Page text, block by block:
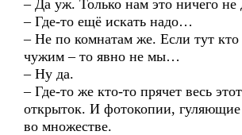
– Да уж. Только нам это ничего не
– Где-то ещё искать надо…
– Не по комнатам же. Если тут кто
чужим – то явно не мы…
– Ну да.
– Где-то же кто-то прячет весь
открыток. И фотокопии,
во множестве.